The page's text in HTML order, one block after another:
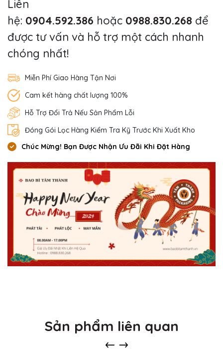
Liên
hệ: 0904.592.386 hoặc 0988.830.268 để
được tư vấn và hỗ trợ một cách nhanh
chóng nhất!
Miễn Phí Giao Hàng Tận Nơi
Cam kết hàng chất lượng 100%
Hỗ Trợ Đổi Trả Nếu Sản Phẩm Lỗi
Đóng Gói Lọc Hàng Kiểm Tra Kỹ Trước Khi Xuất Kho
Chúc Mừng! Bạn Được Nhận Ưu Đãi Khi Đặt Hàng
Sản phẩm liên quan